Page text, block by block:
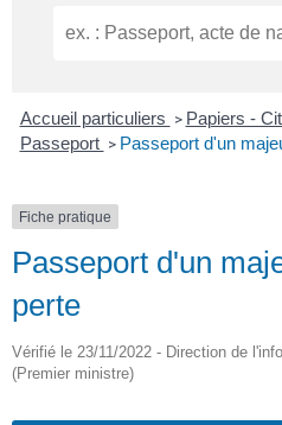
Accueil particuliers > Papiers -
Passeport > Passeport d'un
Fiche pratique
Passeport d'un
perte
Vérifié le 23/11/2022 - Direction de
(Premier ministre)